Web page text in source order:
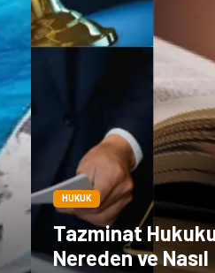
HUKUK
Tazminat
Nereden ve Nasıl